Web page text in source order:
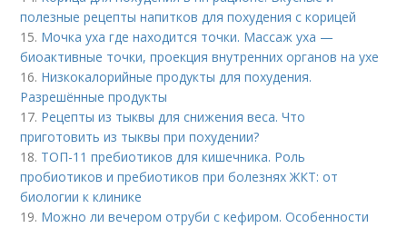
полезные рецепты напитков для похудения с корицей
15. Мочка уха где находится точки. Массаж уха —
биоактивные точки, проекция внутренних органов на ухе
16. Низкокалорийные продукты для похудения.
Разрешённые продукты
17. Рецепты из тыквы для снижения веса. Что
приготовить из тыквы при похудении?
18. ТОП-11 пребиотиков для кишечника. Роль
пробиотиков и пребиотиков при болезнях ЖКТ: от
биологии к клинике
19. Можно ли вечером отруби с кефиром. Особенности